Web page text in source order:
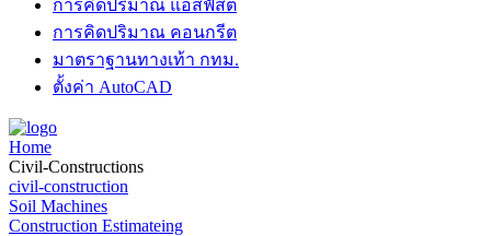
การคิดปริมาณ แอสฟัสต์
การคิดปริมาณ คอนกรีต
มาตราฐานทางเท้า กทม.
ตั้งค่า AutoCAD
Home
Civil-Constructions
civil-construction
Soil Machines
Construction Estimateing